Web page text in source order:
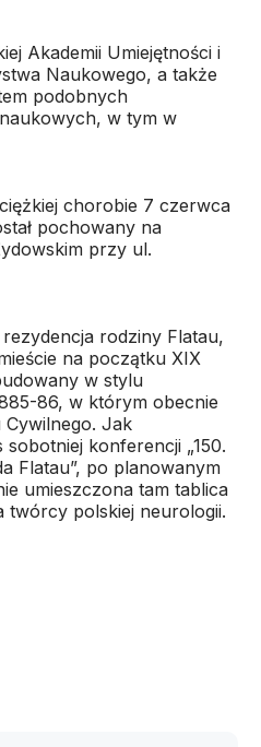
Akademii Umiejętności i
Naukowego, a także
podobnych
w tym w
chorobie 7 czerwca
pochowany na
przy ul.
rezydencja rodziny Flatau,
na początku XIX
w stylu
86, w którym obecnie
Cywilnego. Jak
konferencji „150.
Flatau”, po planowanym
umieszczona tam tablica
twórcy polskiej neurologii.